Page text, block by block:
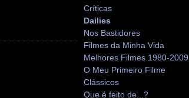
Críticas
Dailies
Nos Bastidores
Filmes da Minha Vida
Melhores Filmes 1980-2009
O Meu Primeiro Filme
Clássicos
Que é feito de...?